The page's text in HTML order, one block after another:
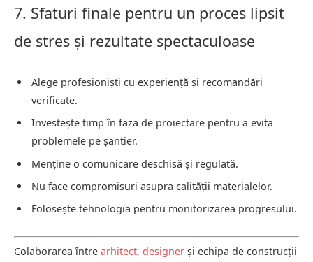
7. Sfaturi finale pentru un proces lipsit
de stres și rezultate spectaculoase
Alege profesioniști cu experiență și recomandări
verificate.
Investește timp în faza de proiectare pentru a evita
problemele pe șantier.
Menține o comunicare deschisă și regulată.
Nu face compromisuri asupra calității materialelor.
Folosește tehnologia pentru monitorizarea progresului.
Colaborarea între arhitect, designer și echipa de construcții